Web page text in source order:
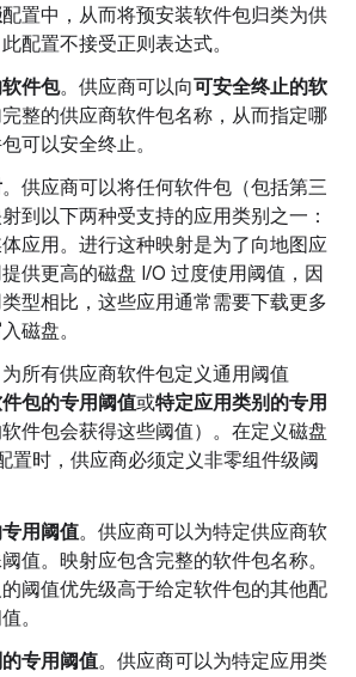
配置中，从而将预安装软件包归类为供
配置不接受正则表达式。
件包。供应商可以向可安全终止的软
整的供应商软件包名称，从而指定哪
可以安全终止。
。供应商可以将任何软件包（包括第三
到以下两种受支持的应用类别之一：
应用。进行这种映射是为了向地图应
供更高的磁盘 I/O 过度使用阈值，因
型相比，这些应用通常需要下载更多
磁盘。
所有供应商软件包定义通用阈值
包的专用阈值或特定应用类别的专用
件包会获得这些阈值）。在定义磁盘
置时，供应商必须定义非零组件级阈
用阈值。供应商可以为特定供应商软
值。映射应包含完整的软件包名称。
阈值优先级高于给定软件包的其他配
。
专用阈值。供应商可以为特定应用类